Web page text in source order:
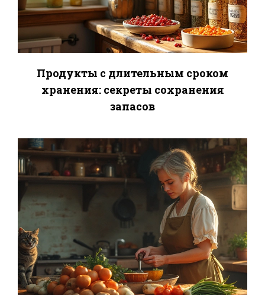
Продукты с длительным сроком
хранения: секреты сохранения
запасов